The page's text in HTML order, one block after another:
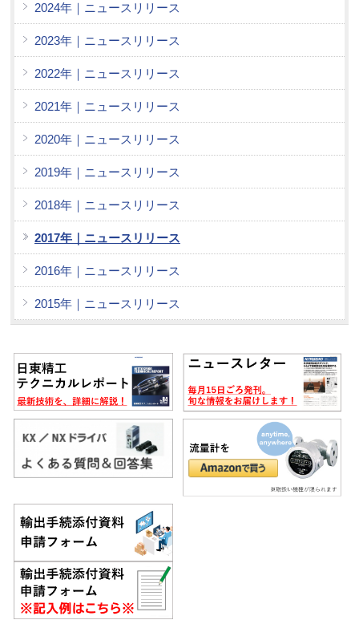
2024年｜ニュースリリース
2023年｜ニュースリリース
2022年｜ニュースリリース
2021年｜ニュースリリース
2020年｜ニュースリリース
2019年｜ニュースリリース
2018年｜ニュースリリース
2017年｜ニュースリリース
2016年｜ニュースリリース
2015年｜ニュースリリース